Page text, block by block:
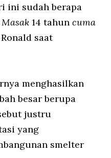
ini sudah berapa
Masak 14 tahun cuma
Ronald saat
menghasilkan
besar berupa
justru
yang
smelter